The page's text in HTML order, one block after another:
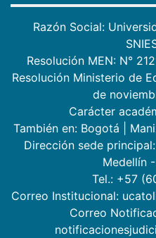
Razón Social:
Resolución MEN: N°
Resolución Ministerio de
de
Carácter
También en: Bogotá
Dirección sede
Medellín
Tel.: +57
Correo Institucional:
Correo